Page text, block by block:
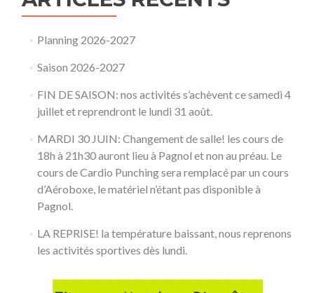
Planning 2026-2027
Saison 2026-2027
FIN DE SAISON: nos activités s’achèvent ce samedi 4
juillet et reprendront le lundi 31 août.
MARDI 30 JUIN: Changement de salle! les cours de
18h à 21h30 auront lieu à Pagnol et non au préau. Le
cours de Cardio Punching sera remplacé par un cours
d’Aéroboxe, le matériel n’étant pas disponible à
Pagnol.
LA REPRISE! la température baissant, nous reprenons
les activités sportives dès lundi.